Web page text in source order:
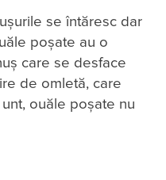
se întăresc dar
poșate au o
care se desface
de omletă, care
ouăle poșate nu